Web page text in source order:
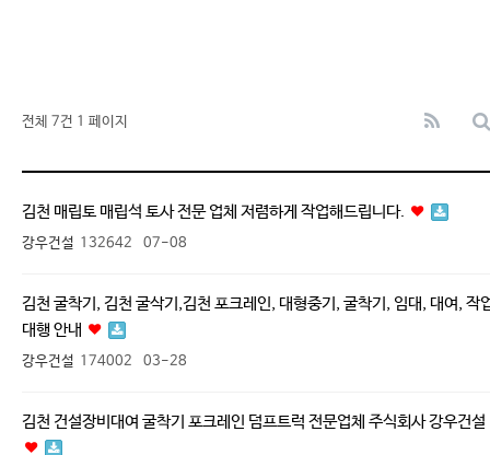
전체 7건 1 페이지
김천 매립토 매립석 토사 전문 업체 저렴하게 작업해드립니다.
강우건설 132642 07-08
김천 굴착기, 김천 굴삭기,김천 포크레인, 대형중기, 굴착기, 임대, 대여, 작
대행 안내
강우건설 174002 03-28
김천 건설장비대여 굴착기 포크레인 덤프트럭 전문업체 주식회사 강우건설